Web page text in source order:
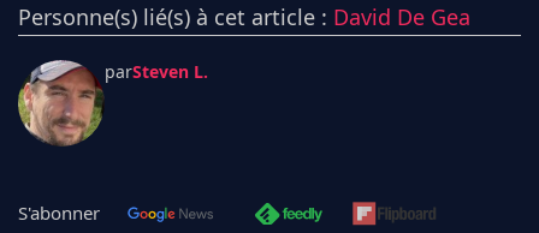
Personne(s) lié(s) à cet article : David De Gea
parSteven L.
S'abonner